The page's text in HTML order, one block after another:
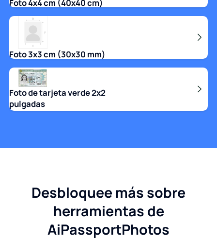
Foto 4x4 cm (40x40 cm)
Foto 3x3 cm (30x30 mm)
Foto de tarjeta verde 2x2
pulgadas
Desbloquee más sobre
herramientas de
AiPassportPhotos